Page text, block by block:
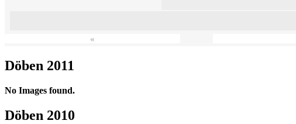
«
Döben 2011
No Images found.
Döben 2010